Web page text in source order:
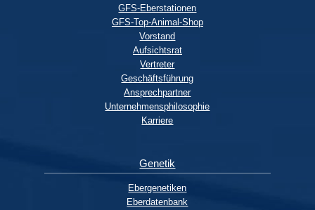
GFS-Eberstationen
GFS-Top-Animal-Shop
Vorstand
Aufsichtsrat
Vertreter
Geschäftsführung
Ansprechpartner
Unternehmensphilosophie
Karriere
Genetik
Ebergenetiken
Eberdatenbank